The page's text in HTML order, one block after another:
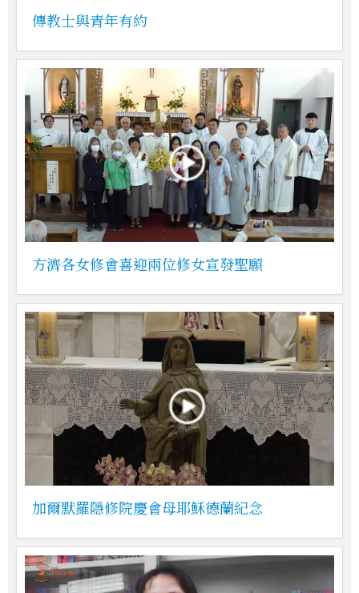
傳教士與青年有約
方濟各女修會喜迎兩位修女宣發聖願
加爾默羅隱修院慶會母耶穌德蘭紀念